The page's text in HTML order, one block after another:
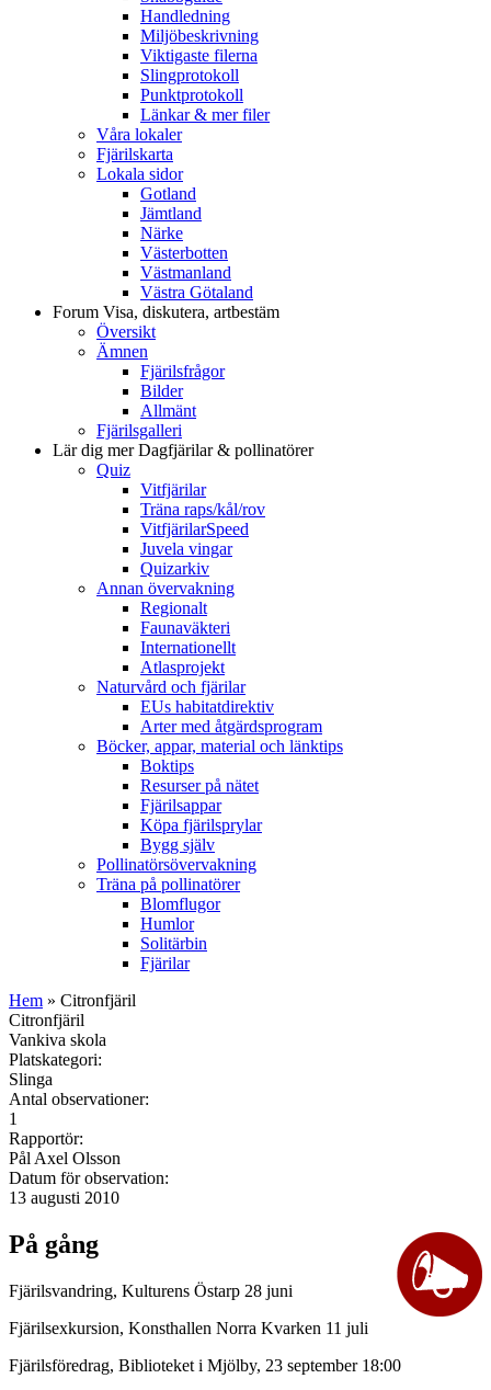
Handledning
Miljöbeskrivning
Viktigaste filerna
Slingprotokoll
Punktprotokoll
Länkar & mer filer
Våra lokaler
Fjärilskarta
Lokala sidor
Gotland
Jämtland
Närke
Västerbotten
Västmanland
Västra Götaland
Forum Visa, diskutera, artbestäm
Översikt
Ämnen
Fjärilsfrågor
Bilder
Allmänt
Fjärilsgalleri
Lär dig merDagfjärilar & pollinatörer
Quiz
Vitfjärilar
Träna raps/kål/rov
VitfjärilarSpeed
Juvela vingar
Quizarkiv
Annan övervakning
Regionalt
Faunaväkteri
Internationellt
Atlasprojekt
Naturvård och fjärilar
EUs habitatdirektiv
Arter med åtgärdsprogram
Böcker, appar, material och länktips
Boktips
Resurser på nätet
Fjärilsappar
Köpa fjärilsprylar
Bygg själv
Pollinatörsövervakning
Träna på pollinatörer
Blomflugor
Humlor
Solitärbin
Fjärilar
Hem » Citronfjäril
Citronfjäril
Vankiva skola
Platskategori:
Slinga
Antal observationer:
1
Rapportör:
Pål Axel Olsson
Datum för observation:
13 augusti 2010
På gång
Fjärilsvandring, Kulturens Östarp 28 juni
Fjärilsexkursion, Konsthallen Norra Kvarken 11 juli
Fjärilsföredrag, Biblioteket i Mjölby, 23 september 18:00